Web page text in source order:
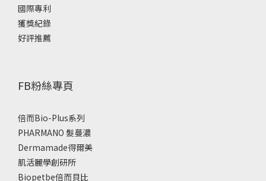
國際專利
獲獎紀錄
好評推薦
FB粉絲專頁
倍而Bio-Plus系列
PHARMANO 髮蔓濃
Dermamade得爾美
肌活麗學創研所
Biopetbe倍而貝比